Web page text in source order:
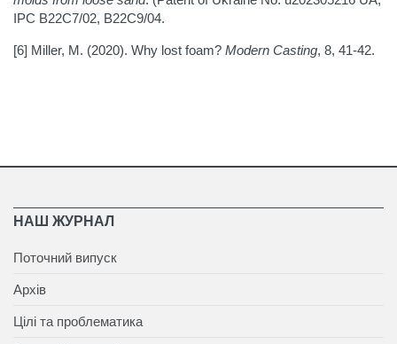
IPC В22С7/02, B22C9/04.
[6] Miller, M. (2020). Why lost foam? Modern Casting, 8, 41-42.
НАШ ЖУРНАЛ
Поточний випуск
Архів
Цілі та проблематика